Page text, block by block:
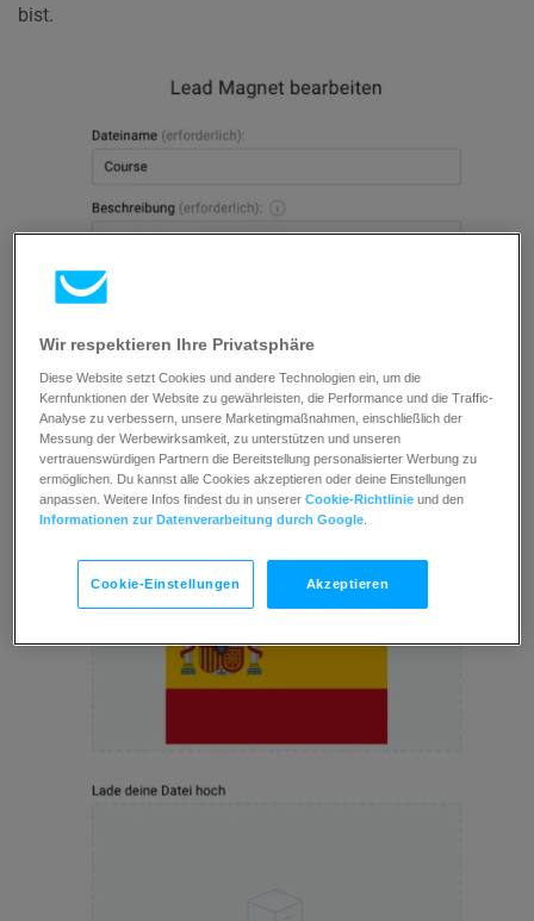
bist.
Wir respektieren Ihre Privatsphäre
Diese Website setzt Cookies und andere Technologien ein, um die
Kernfunktionen der Website zu gewährleisten, die Performance und die Traffic-
Analyse zu verbessern, unsere Marketingmaßnahmen, einschließlich der
Messung der Werbewirksamkeit, zu unterstützen und unseren
vertrauenswürdigen Partnern die Bereitstellung personalisierter Werbung zu
ermöglichen. Du kannst alle Cookies akzeptieren oder deine Einstellungen
anpassen. Weitere Infos findest du in unsererCookie-Richtlinie und den
Informationen zur Datenverarbeitung durch Google
Cookie-Einstellungen Akzeptieren